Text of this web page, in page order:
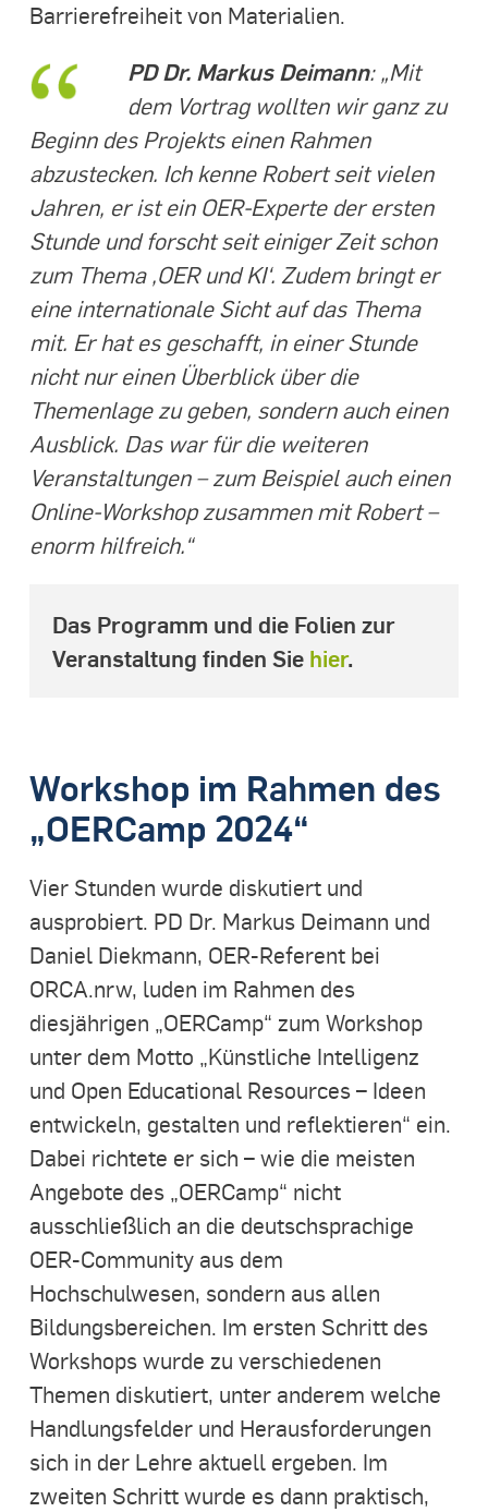
Barrierefreiheit von Materialien.
PD Dr. Markus Deimann: „Mit
dem Vortrag wollten wir ganz zu
Beginn des Projekts einen Rahmen
abzustecken. Ich kenne Robert seit vielen
Jahren, er ist ein OER-Experte der ersten
Stunde und forscht seit einiger Zeit schon
zum Thema ‚OER und KI‘. Zudem bringt er
eine internationale Sicht auf das Thema
mit. Er hat es geschafft, in einer Stunde
nicht nur einen Überblick über die
Themenlage zu geben, sondern auch einen
Ausblick. Das war für die weiteren
Veranstaltungen – zum Beispiel auch einen
Online-Workshop zusammen mit Robert –
enorm hilfreich.“
Das Programm und die Folien zur
Veranstaltung finden Sie hier.
Workshop im Rahmen des
„OERCamp 2024“
Vier Stunden wurde diskutiert und
ausprobiert. PD Dr. Markus Deimann und
Daniel Diekmann, OER-Referent bei
ORCA.nrw, luden im Rahmen des
diesjährigen „OERCamp“ zum Workshop
unter dem Motto „Künstliche Intelligenz
und Open Educational Resources – Ideen
entwickeln, gestalten und reflektieren“ ein.
Dabei richtete er sich – wie die meisten
Angebote des „OERCamp“ nicht
ausschließlich an die deutschsprachige
OER-Community aus dem
Hochschulwesen, sondern aus allen
Bildungsbereichen. Im ersten Schritt des
Workshops wurde zu verschiedenen
Themen diskutiert, unter anderem welche
Handlungsfelder und Herausforderungen
sich in der Lehre aktuell ergeben. Im
zweiten Schritt wurde es dann praktisch,